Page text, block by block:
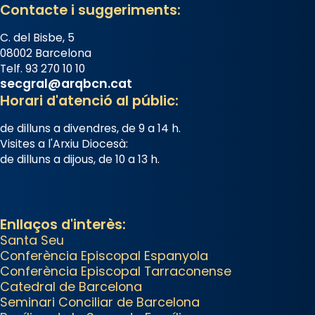
reivindicarà les relíquies fins que
es canta a la “Missa de les
Santes” (“Missa de Glòria”) fou
composta el 1848 per Mn.
Manuel Blanch, amb aire
d’òpera italianitzant; s’interpreta
per privilegi pontifici, amb
orquestra i cor, i té una duració
el 1972) al voltant del temple
amb les relíquies de les santes.
Des de 1985 hi participa també
un grup de diablesses amb
música i ball propis. Festa gran a
Contacte i suggeriments:
C. del Bisbe, 5
08002 Barcelona
Telf. 93 270 10 10
secgral@arqbcn.cat
Horari d'atenció al públic:
de dilluns a divendres, de 9 a 14 h.
Visites a l'Arxiu Diocesà:
de dilluns a dijous, de 10 a 13 h.
Enllaços d'interès:
Santa Seu
Conferència Episcopal Espanyola
Conferència Episcopal Tarraconense
Catedral de Barcelona
Seminari Conciliar de Barcelona